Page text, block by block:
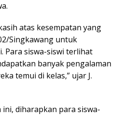
atas kesempatan yang
Singkawang untuk
Para siswa-siswi terlihat
banyak pengalaman
temui di kelas,” ujar J.
diharapkan para siswa-